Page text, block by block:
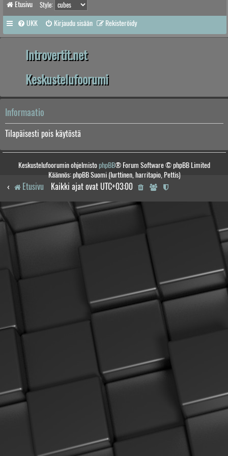
Etusivu Style:
UKK Kirjaudu sisään Rekisteröidy
Introvertit.net
Keskustelufoorumi
Informaatio
Tilapäisesti pois käytöstä
Keskustelufoorumin ohjelmistophpBB® Forum Software © phpBB Limited
Käännös: phpBB Suomi (lurttinen, harritapio, Pettis)
Etusivu Kaikki ajat ovat UTC+03:00